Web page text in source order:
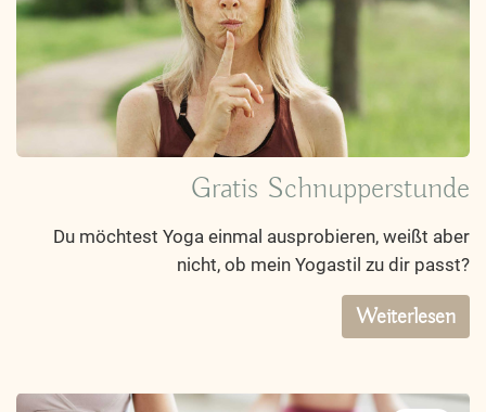
Gratis Schnupperstunde
Du möchtest Yoga einmal ausprobieren, weißt aber
nicht, ob mein Yogastil zu dir passt?
Weiterlesen